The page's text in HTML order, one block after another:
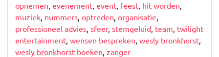
opnemen, evenement, event, feest, hit worden,
muziek, nummers, optreden, organisatie,
professioneel advies, sfeer, stemgeluid, team, twilight
entertainment, wensen bespreken, wesly bronkhorst,
wesly bronkhorst boeken, zanger